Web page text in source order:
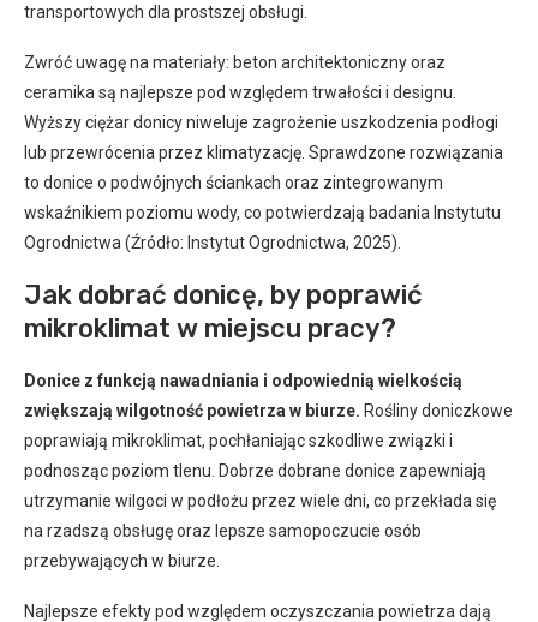
transportowych dla prostszej obsługi.
Zwróć uwagę na materiały: beton architektoniczny oraz
ceramika są najlepsze pod względem trwałości i designu.
Wyższy ciężar donicy niweluje zagrożenie uszkodzenia podłogi
lub przewrócenia przez klimatyzację. Sprawdzone rozwiązania
to donice o podwójnych ściankach oraz zintegrowanym
wskaźnikiem poziomu wody, co potwierdzają badania Instytutu
Ogrodnictwa (Źródło: Instytut Ogrodnictwa, 2025).
Jak dobrać donicę, by poprawić
mikroklimat w miejscu pracy?
Donice z funkcją nawadniania i odpowiednią wielkością
zwiększają wilgotność powietrza w biurze. Rośliny doniczkowe
poprawiają mikroklimat, pochłaniając szkodliwe związki i
podnosząc poziom tlenu. Dobrze dobrane donice zapewniają
utrzymanie wilgoci w podłożu przez wiele dni, co przekłada się
na rzadszą obsługę oraz lepsze samopoczucie osób
przebywających w biurze.
Najlepsze efekty pod względem oczyszczania powietrza dają